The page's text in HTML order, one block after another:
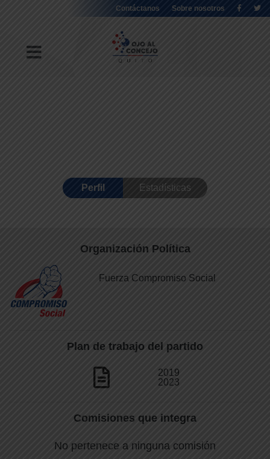
Contáctanos Sobre nosotros
Perfil Estadísticas
Organización Política
Fuerza Compromiso Social
Plan de trabajo del partido
2019
2023
Comisiones que integra
No pertenece a ninguna comisión